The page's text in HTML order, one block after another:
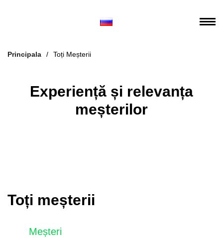
Principala / Toți Meșterii
Experiență și relevanța
meșterilor
Toți meșterii
Meșteri